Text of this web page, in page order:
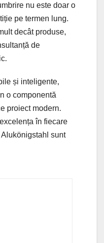
nu este doar o
pe termen lung.
decât produse,
de
și inteligente,
o componentă
proiect modern.
în fiecare
sunt